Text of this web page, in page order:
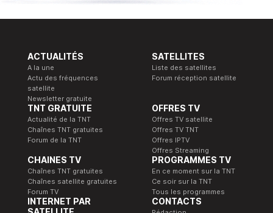
ACTUALITÉS
A la une
Actu des fréquences
satellite
Newsletter gratuite
SATELLITES
Liste des satellites
Forum réception satellite
TNT GRATUITE
Actualité de la TNT
Chaînes TNT gratuites
Forum de la TNT
OFFRES TV
Offres TV satellite
Offres TV TNT
Offres IPTV
Offres Streaming
CHAINES TV
Chaînes TNT gratuites
Chaînes satellite gratuites
Forum TV
PROGRAMMES TV
En ce moment sur la TNT
Ce soir sur la TNT
Tous les programmes
INTERNET PAR
CONTACTS